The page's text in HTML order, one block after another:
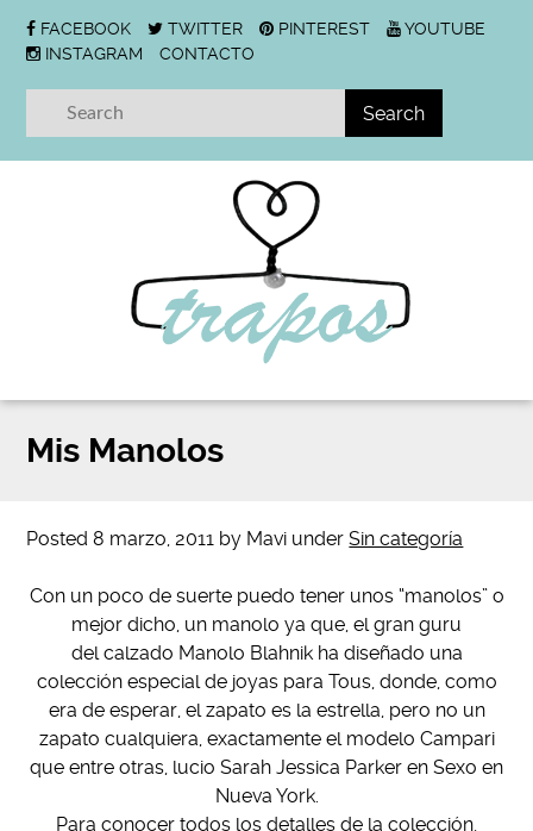
FACEBOOK TWITTER PINTEREST
YOUTUBE
INSTAGRAM
CONTACTO
Mis Manolos
Posted8 marzo, 2011 by Mavi underSin categoría
Con un poco de suerte puedo tener unos “manolos” o
mejor dicho, un manolo ya que, el gran guru
del calzado Manolo Blahnik ha diseñado una
colección especial de joyas para Tous, donde, como
era de esperar, el zapato es la estrella, pero no un
zapato cualquiera, exactamente el modelo Campari
que entre otras, lucio Sarah Jessica Parker en Sexo en
Nueva York.
Para conocer todos los detalles de la colección,